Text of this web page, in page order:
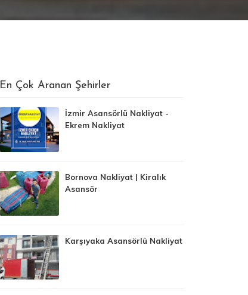
En Çok Aranan Şehirler
İzmir Asansörlü Nakliyat -
Ekrem Nakliyat
Bornova Nakliyat | Kiralık
Asansör
Karşıyaka Asansörlü Nakliyat